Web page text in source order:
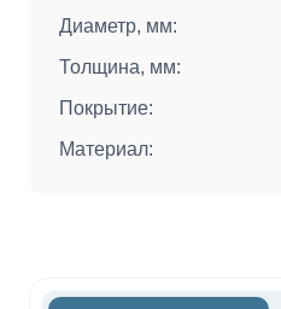
Диаметр, мм:
Толщина, мм:
Покрытие:
Материал: